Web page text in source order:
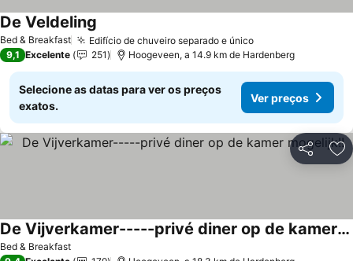
Bed & Breakfast Edifício de chuveiro separado e único
De Veldeling
9,1 Excelente 251 Hoogeveen, a 14.9 km de Hardenberg
Selecione as datas para ver os preços
exatos.
Ver preços
Partilhar
Bed & Breakfast
De Vijverkamer-----privé diner op de kamer mogelijk!!